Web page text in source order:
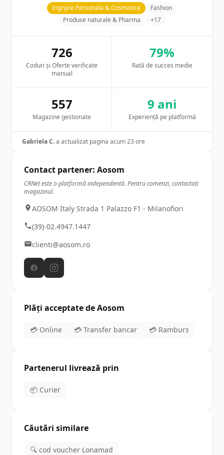
Ingrijire Personala & Cosmetice
Fashion
Produse naturale & Pharma
+17
726
Coduri și Oferte verificate
manual
79%
Rată de succes medie
557
Magazine gestionate
9 ani
Experiență pe platformă
Gabriela C.a actualizat pagina acum 23 ore
Contact partener: Aosom
CRNet este o platformă independentă. Pentru comenzi, contactați
magazinul.
AOSOM Italy Strada 1 Palazzo F1 - Milanofiori
(39)-02.4947.1447
clienti@aosom.ro
Plăți acceptate de Aosom
💳 Online 💳 Transfer bancar 💳 Ramburs
Partenerul livrează prin
📦 Curier
Căutări similare
🔍 cod voucher Lonamad